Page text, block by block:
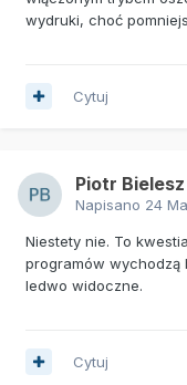
wydruki, choć
Cytuj
Piotr Bielesz
Napisano 24
Niestety nie. To
programów wychodzą
ledwo widoczne.
Cytuj